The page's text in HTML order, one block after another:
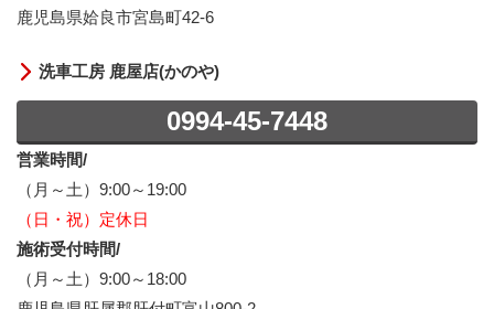
鹿児島県姶良市宮島町42-6
洗車工房 鹿屋店(かのや)
0994-45-7448
営業時間/
（月～土）9:00～19:00
（日・祝）定休日
施術受付時間/
（月～土）9:00～18:00